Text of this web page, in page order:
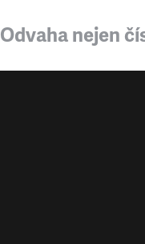
Odvaha nejen